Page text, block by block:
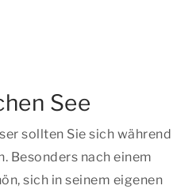
See
sollten Sie sich während
Besonders nach einem
sich in seinem eigenen